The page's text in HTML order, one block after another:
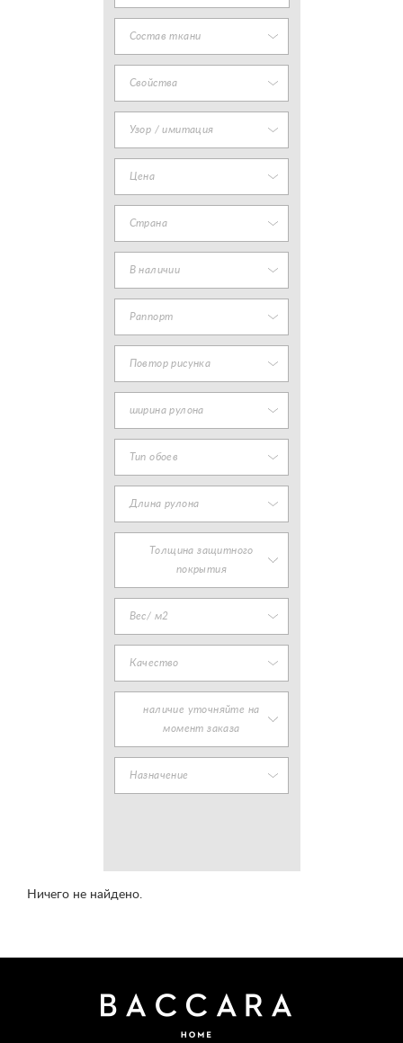
Состав ткани
Свойства
Узор / имитация
Цена
Страна
В наличии
Раппорт
Повтор рисунка
ширина рулона
Тип обоев
Длина рулона
Толщина защитного
покрытия
Вес/ м2
Качество
наличие уточняйте на
момент заказа
Назначение
Ничего не найдено.